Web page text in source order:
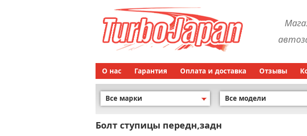
О нас Гарантия Оплата и доставка Отзывы
Все марки Все модели
Болт ступицы передн,задн